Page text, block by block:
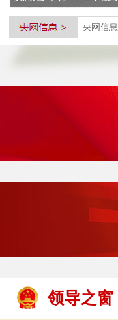
央网信息
领导之窗